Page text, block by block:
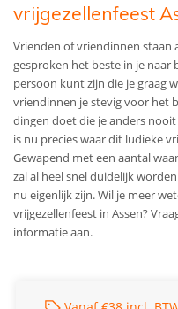
vrijgezellenfeest
Vrienden of vriendinnen staan
gesproken het beste in je naar
persoon kunt zijn die je graag
vriendinnen je stevig voor het
dingen doet die je anders
is nu precies waar dit ludieke
Gewapend met een aantal
zal al heel snel duidelijk
nu eigenlijk zijn. Wil je meer
vrijgezellenfeest in Assen?
informatie aan.